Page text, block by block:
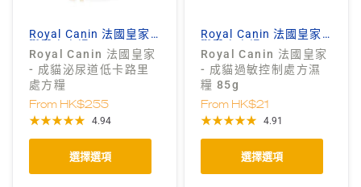
Royal Canin 法國皇家
Royal Canin 法國皇家
- 成貓泌尿道低卡路里
處方糧
From HK$255
4.94
選擇選項
Royal Canin 法國皇家
Royal Canin 法國皇家
- 成貓過敏控制處方濕
糧 85g
From HK$21
4.91
選擇選項